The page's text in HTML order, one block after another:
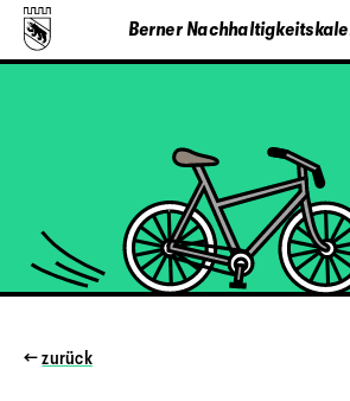
Berner
←zurück